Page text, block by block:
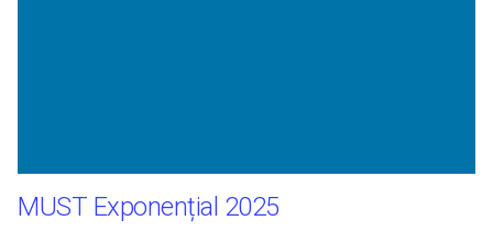
MUST Exponențial 2025